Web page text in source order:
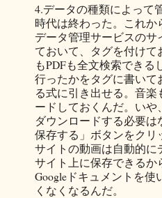
4.データの種類によって
時代は終わった。これか
データ管理サービスのサ
ておいて、タグを付けて
もPDFも全文検索できる
行ったかをタグに書い
る式に引き出せる。音楽
ードしておくんだ。いや
ダウンロードする必要
保存する」ボタンをク
サイトの動画は自動的
サイト上に保存できるか
Googleドキュメントを使
くなくなるんだ。